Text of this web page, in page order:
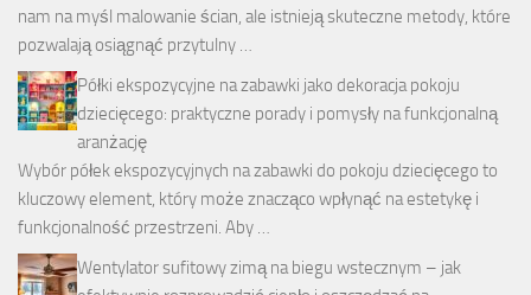
nam na myśl malowanie ścian, ale istnieją skuteczne metody, które
pozwalają osiągnąć przytulny …
Półki ekspozycyjne na zabawki jako dekoracja pokoju
dziecięcego: praktyczne porady i pomysły na funkcjonalną
aranżację
Wybór półek ekspozycyjnych na zabawki do pokoju dziecięcego to
kluczowy element, który może znacząco wpłynąć na estetykę i
funkcjonalność przestrzeni. Aby …
Wentylator sufitowy zimą na biegu wstecznym – jak